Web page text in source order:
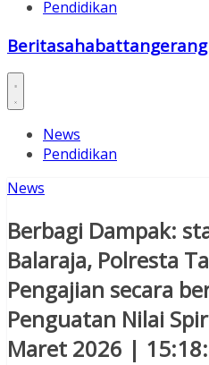
Pendidikan
Beritasahabattangerang
News
Pendidikan
News
Berbagi Dampak:
Balaraja, Polresta
Pengajian secara
Penguatan Nilai
Maret 2026 |